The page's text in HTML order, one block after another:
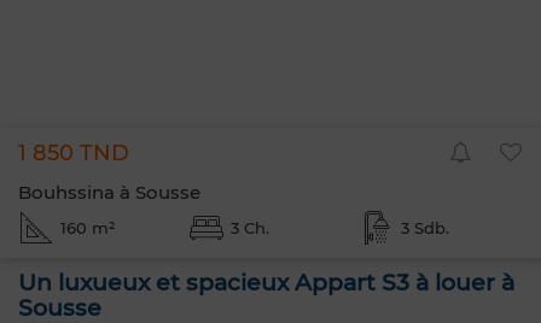
1 850 TND
Bouhssina à Sousse
160 m² 3 Ch. 3 Sdb.
Un luxueux et spacieux Appart S3 à louer à
Sousse